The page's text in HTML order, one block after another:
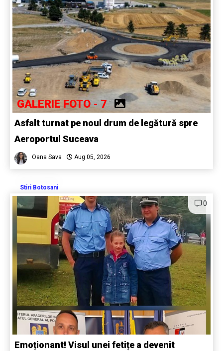
GALERIE FOTO - 7
Asfalt turnat pe noul drum de legătură spre
Aeroportul Suceava
Oana Sava Aug 05, 2026
Stiri Botosani
0
Emoționant! Visul unei fetițe a devenit